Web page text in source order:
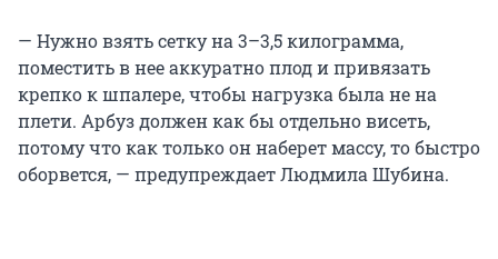
— Нужно взять сетку на 3–3,5 килограмма,
поместить в нее аккуратно плод и привязать
крепко к шпалере, чтобы нагрузка была не на
плети. Арбуз должен как бы отдельно висеть,
потому что как только он наберет массу, то быстро
оборвется, — предупреждает Людмила Шубина.